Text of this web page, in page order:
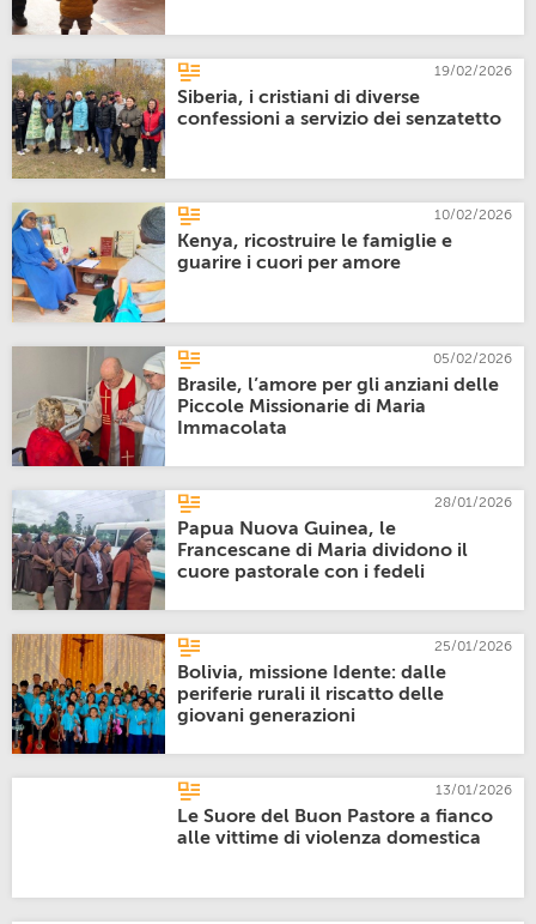
19/02/2026
Siberia, i cristiani di diverse
confessioni a servizio dei senzatetto
10/02/2026
Kenya, ricostruire le famiglie e
guarire i cuori per amore
05/02/2026
Brasile, l’amore per gli anziani delle
Piccole Missionarie di Maria
Immacolata
28/01/2026
Papua Nuova Guinea, le
Francescane di Maria dividono il
cuore pastorale con i fedeli
25/01/2026
Bolivia, missione Idente: dalle
periferie rurali il riscatto delle
giovani generazioni
13/01/2026
Le Suore del Buon Pastore a fianco
alle vittime di violenza domestica